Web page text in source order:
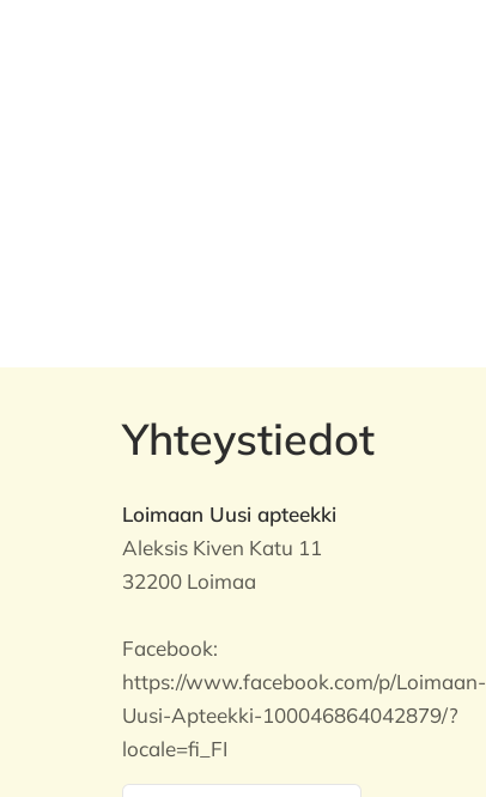
Yhteystiedot
Loimaan Uusi apteekki
Aleksis Kiven Katu 11
32200 Loimaa
Facebook:
https://www.facebook.com/p/Loimaan-
Uusi-Apteekki-100046864042879/?
locale=fi_FI